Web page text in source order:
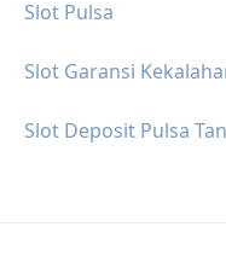
Slot Pulsa
Slot Garansi
Slot Deposit Pulsa